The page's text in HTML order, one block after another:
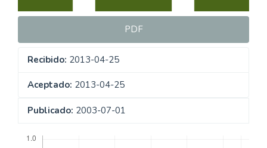
PDF
Recibido: 2013-04-25
Aceptado: 2013-04-25
Publicado: 2003-07-01